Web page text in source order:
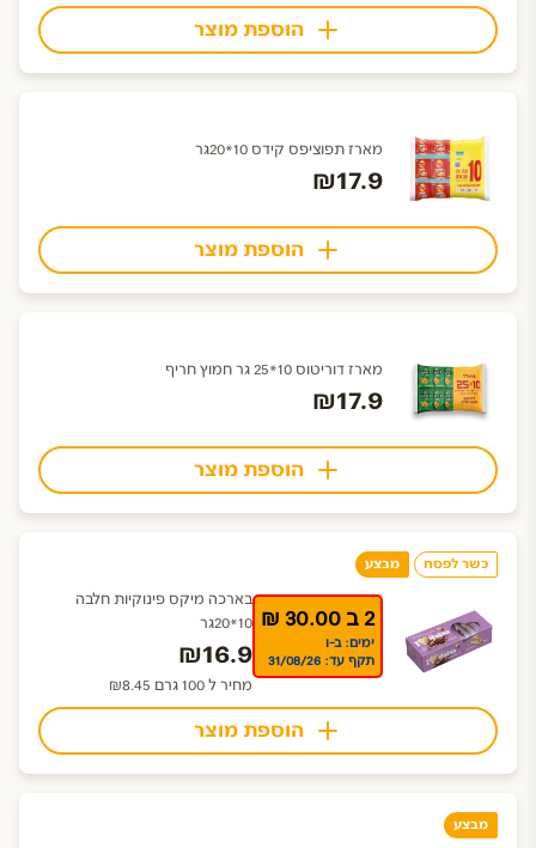
הוספת מוצר
מארז תפוציפס קידס 10*20גר
₪17.9
הוספת מוצר
מארז דוריטוס 10*25 גר חמוץ חריף
₪17.9
הוספת מוצר
כשר לפסח מבצע
2 ב 30.00 ₪
ימים: ב-ו
תקף עד: 31/08/26
בארכה מיקס פינוקיות חלבה
10*20גר
₪16.9
מחיר ל 100 גרם ₪8.45
הוספת מוצר
מבצע